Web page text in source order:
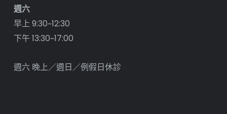
週六
早上 9:30~12:30
下午 13:30~17:00
週六 晚上／週日／例假日休診